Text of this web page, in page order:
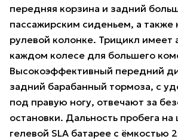
передняя корзина и задний
пассажирским сиденьем, а также
рулевой колонке. Трицикл имеет
каждом колесе для большего
Высокоэффективный передний
задний барабанный тормоза, с
под правую ногу, отвечают за
остановки. Дальность пробега на
гелевой SLA батарее с ёмкостью